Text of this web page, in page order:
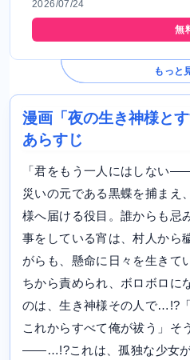
2026/07/24
無
もっと
漫画「夜の生き神様と
あらすじ
「君をもう一人にはしない
災いの元である黒蝶を捕まえ
様へ届ける役目。誰からも忌
事をしている宵は、村人から
がらも、懸命に日々を生きて
ちから責められ、ボロボロに
のは、生き神様その人で…!?
これからすべて俺が祓う」そ
――…!?これは、孤独な少女が